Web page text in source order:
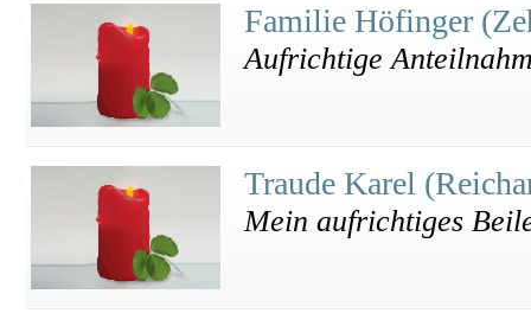
Familie Höfinger
Aufrichtige
Traude Karel
Mein aufrichtiges